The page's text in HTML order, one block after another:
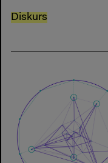
Diskurs